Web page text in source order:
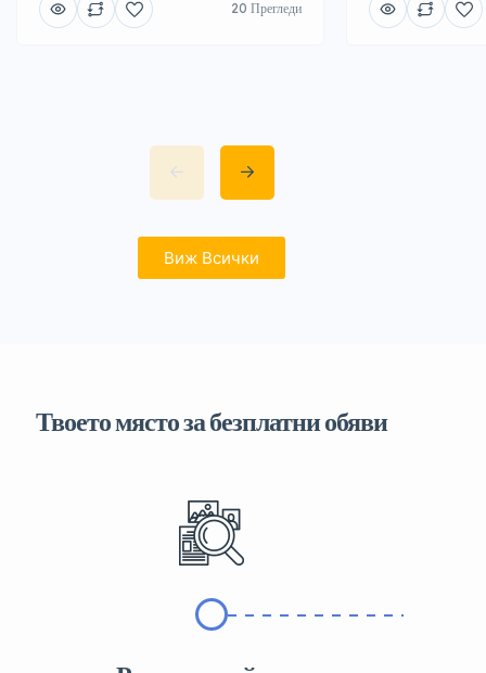
20 Прегледи
Виж Всички
Твоето място за безплатни обяви